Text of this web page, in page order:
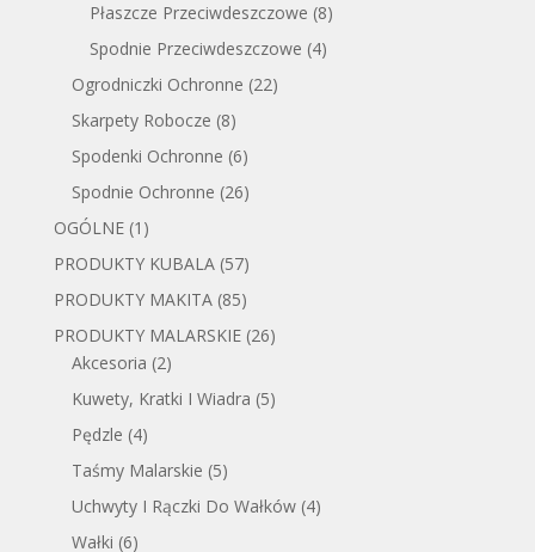
Płaszcze Przeciwdeszczowe (8)
Spodnie Przeciwdeszczowe (4)
Ogrodniczki Ochronne (22)
Skarpety Robocze (8)
Spodenki Ochronne (6)
Spodnie Ochronne (26)
OGÓLNE (1)
PRODUKTY KUBALA (57)
PRODUKTY MAKITA (85)
PRODUKTY MALARSKIE (26)
Akcesoria (2)
Kuwety, Kratki I Wiadra (5)
Pędzle (4)
Taśmy Malarskie (5)
Uchwyty I Rączki Do Wałków (4)
Wałki (6)